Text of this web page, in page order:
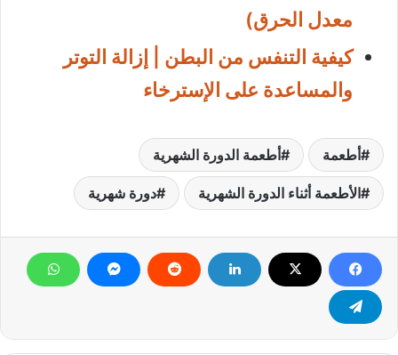
معدل الحرق)
كيفية التنفس من البطن | إزالة التوتر
والمساعدة على الإسترخاء
أطعمة أطعمة الدورة الشهرية
الأطعمة أثناء الدورة الشهرية دورة شهرية